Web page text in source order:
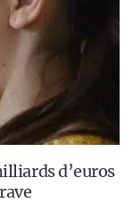
d’euros